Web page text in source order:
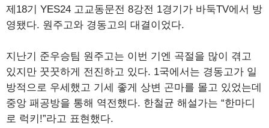
제18기 YES24 고교동문전 8강전 1경기가 바둑TV에서 방
영됐다. 원주고와 경동고의 대결이었다.
지난기 준우승팀 원주고는 이번 기엔 곡절을 많이 겪고
있지만 꿋꿋하게 전진하고 있다. 1국에서는 경동고가 일
방적으로 우세했고 기세 좋게 상변 곤마를 몰고 있었는데
중앙 패공방을 통해 역전했다. 한철균 해설가는 “한마디
로 럭키!”라고 표현했다.